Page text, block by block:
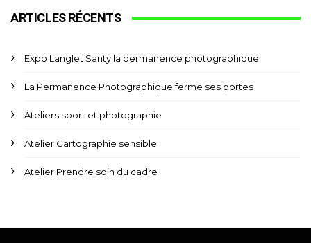
ARTICLES RÉCENTS
Expo Langlet Santy la permanence photographique
La Permanence Photographique ferme ses portes
Ateliers sport et photographie
Atelier Cartographie sensible
Atelier Prendre soin du cadre